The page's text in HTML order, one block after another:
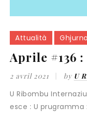
Attualità
Aprile #136
2 avril 2021 by U
U Ribombu
esce : U prugramma